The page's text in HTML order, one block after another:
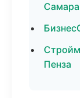
Самара
Пенза